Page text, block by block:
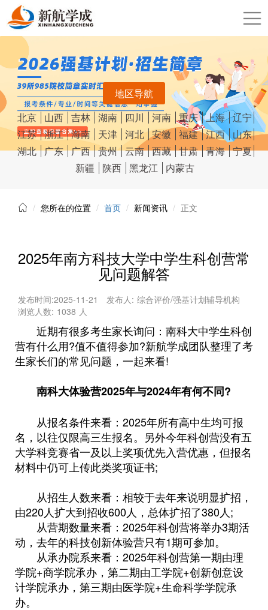
地区导航
北京
山西 吉林 湖南 四川 河南 重庆 上海 辽宁
江苏 浙江 海南 天津 河北 安徽 福建 江西
山东
湖北 广东 广西 贵州 云南 西藏 甘肃 青海 宁夏
新疆
陕西 黑龙江 内蒙古
您所在的位置 首页 新闻资讯 正文
2025年南方科技大学中学生科创营常
见问题解答
发布时间:2025-11-21 发布人: 综合评价/强基计划辅导机构
浏览人数: 1038 人
近期有很多考生家长询问：南科大中学生科创
营有什么用?值不值得参加?新航学成团队整理了考
生家长们的常见问题，一起来看!
南科大体验营2025年与2024年有何不同?
从报名条件来看：2025年所有高中生均可报
名，以往仅限高三生报名。另外今年科创营没有五
大学科竞赛省一及以上奖项优先入营优惠，但报名
材料中仍可上传此类奖项证书;
从招生人数来看：相较于去年来说明显扩招，
由220人扩大到招收600人，总体扩招了380人;
从营期数量来看：2025年科创营将举办3期活
动，去年的科技创新体验营只有1期可参加。
从承办院系来看：2025年科创营第一期由理
学院+商学院承办，第二期由工学院+创新创意设
计学院承办，第三期由医学院+生命科学学院承
办。